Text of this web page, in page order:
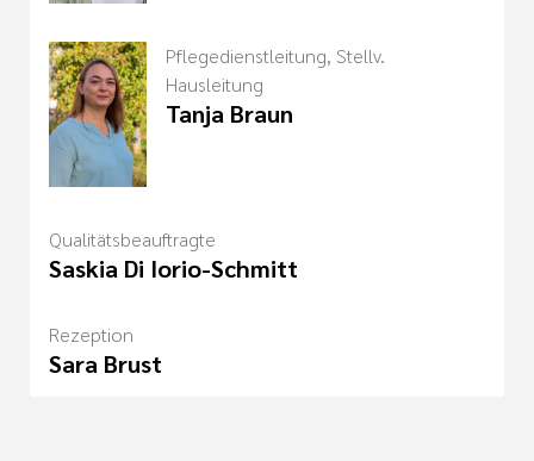
Pflegedienstleitung, Stellv.
Hausleitung
Tanja Braun
Qualitätsbeauftragte
Saskia Di Iorio-Schmitt
Rezeption
Sara Brust